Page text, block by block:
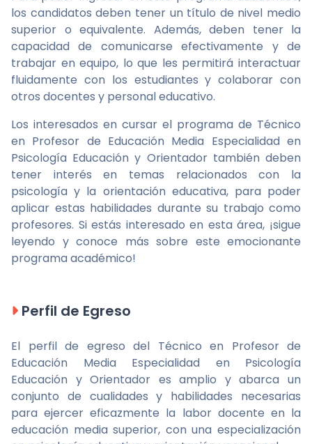
los candidatos deben tener un título de nivel medio
superior o equivalente. Además, deben tener la
capacidad de comunicarse efectivamente y de
trabajar en equipo, lo que les permitirá interactuar
fluidamente con los estudiantes y colaborar con
otros docentes y personal educativo.
Los interesados en cursar el programa de Técnico
en Profesor de Educación Media Especialidad en
Psicología Educación y Orientador también deben
tener interés en temas relacionados con la
psicología y la orientación educativa, para poder
aplicar estas habilidades durante su trabajo como
profesores. Si estás interesado en esta área, ¡sigue
leyendo y conoce más sobre este emocionante
programa académico!
Perfil de Egreso
El perfil de egreso del Técnico en Profesor de
Educación Media Especialidad en Psicología
Educación y Orientador es amplio y abarca un
conjunto de cualidades y habilidades necesarias
para ejercer eficazmente la labor docente en la
educación media superior, con una especialización